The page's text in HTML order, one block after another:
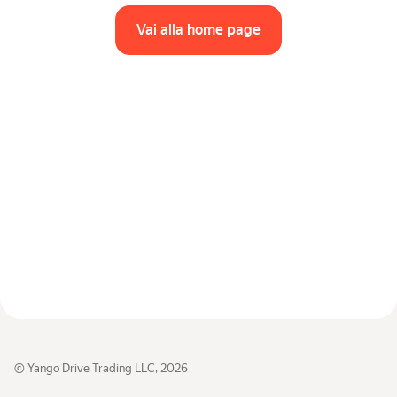
Vai alla home page
© Yango Drive Trading LLC, 2026